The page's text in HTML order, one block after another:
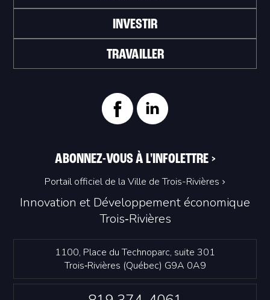
Innovation et Développement économique
Trois‑Rivières
1100, Place du Technoparc, suite 301
Trois‑Rivières (Québec) G9A 0A9
INVESTIR
TRAVAILLER
ABONNEZ-VOUS À L'INFOLETTRE >
Portail officiel de la Ville de Trois-Rivières